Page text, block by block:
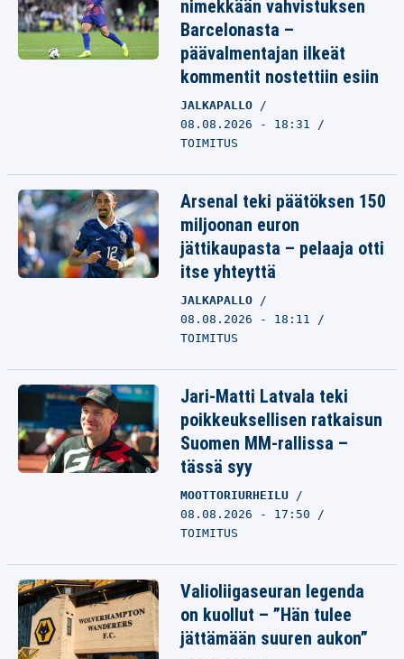
nimekkään vahvistuksen
Barcelonasta –
päävalmentajan ilkeät
kommentit nostettiin esiin
JALKAPALLO
08.08.2026 - 18:31
TOIMITUS
Arsenal teki päätöksen 150
miljoonan euron
jättikaupasta – pelaaja otti
itse yhteyttä
JALKAPALLO
08.08.2026 - 18:11
TOIMITUS
Jari-Matti Latvala teki
poikkeuksellisen ratkaisun
Suomen MM-rallissa –
tässä syy
MOOTTORIURHEILU
08.08.2026 - 17:50
TOIMITUS
Valioliigaseuran legenda
on kuollut – ”Hän tulee
jättämään suuren aukon”